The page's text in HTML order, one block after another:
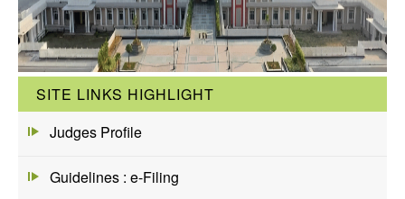
SITE LINKS HIGHLIGHT
Judges Profile
Guidelines : e-Filing